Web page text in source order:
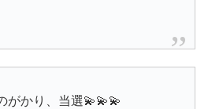
がかり、当選💫💫💫